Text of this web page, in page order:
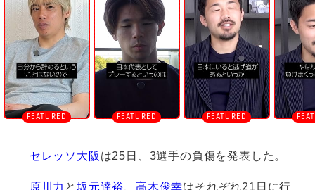
u
t
e
セレッソ大阪 は25日、3選手の負傷を発表した。
原川力 と坂元達裕、高木俊幸はそれぞれ21日に行